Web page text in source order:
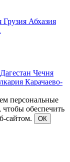
Грузия Абхазия
Дагестан Чечня
Карачаево-
персональные
обеспечить
сайтом.
ОК